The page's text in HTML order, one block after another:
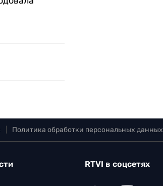
Политика обработки персональных данных
RTVI в соцсетях